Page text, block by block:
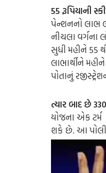
55 રૂપિયાની
પેન્શનનો લાભ
નીચલા
સુધી મહીને 55
લાભાર્થીને
પોતાનું
ત્યાર બાદ છે
યોજના એક
શકે છે. આ